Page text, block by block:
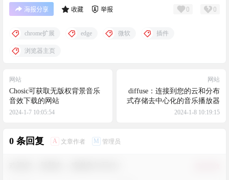
海报分享 收藏 举报 0 0
chrome扩展 edge 微软 插件
浏览器主页
网站
Chosic可获取无版权背景音乐
音效下载的网站
2024-1-7 10:05:54
网站
diffuse：连接到您的云和分布
式存储去中心化的音乐播放器
2024-1-8 10:19:15
0 条回复 A 文章作者 M 管理员